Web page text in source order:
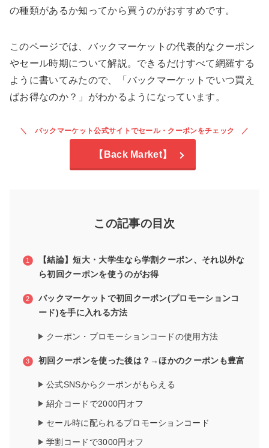
の種類があるか知ってから買うのがおすすめです。
このページでは、バックマーケットの代表的なクーポン
やセール時期について解説。できるだけすべて網羅する
ように書いてみたので、「バックマーケットでいつ買え
ばお得なのか？」がわかるようになっています。
バックマーケット公式サイトでセール・クーポンをチェック
【Back Market】
この記事の目次
【結論】短大・大学生なら学割クーポン、それ以外な
ら初回クーポンを使うのがお得
バックマーケットで初回クーポン(プロモーションコ
ード)を手に入れる方法
クーポン・プロモーションコードの使用方法
初回クーポンを使った後は？→ほかのクーポンも豊富
公式SNSからクーポンがもらえる
紹介コードで2000円オフ
セール時に配られるプロモーションコード
学割コードで3000円オフ